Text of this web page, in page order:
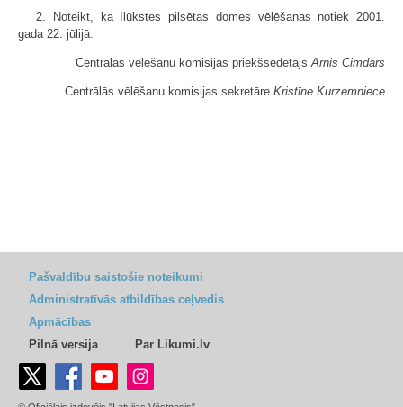
2. Noteikt, ka Ilūkstes pilsētas domes vēlēšanas notiek 2001.
gada 22. jūlijā.
Centrālās vēlēšanu komisijas priekšsēdētājsArnis Cimdars
Centrālās vēlēšanu komisijas sekretāre Kristīne Kurzemniece
Pašvaldību saistošie noteikumi
Administratīvās atbildības ceļvedis
Apmācības
Pilnā versija
Par Likumi.lv